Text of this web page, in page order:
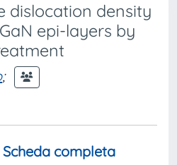
dislocation density
epi-layers by
;
Scheda completa